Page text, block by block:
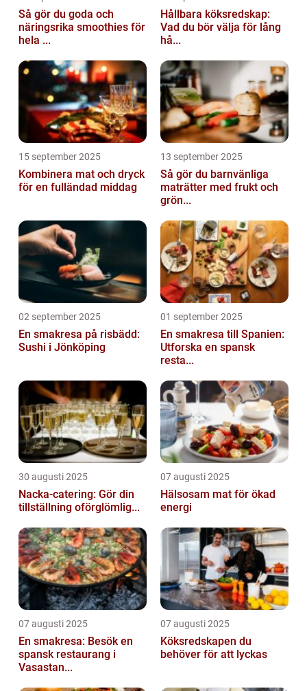
Så gör du goda och
näringsrika smoothies för
hela ...
Hållbara köksredskap:
Vad du bör välja för lång
hå...
15 september 2025
Kombinera mat och dryck
för en fulländad middag
13 september 2025
Så gör du barnvänliga
maträtter med frukt och
grön...
02 september 2025
En smakresa på risbädd:
Sushi i Jönköping
01 september 2025
En smakresa till Spanien:
Utforska en spansk
resta...
30 augusti 2025
Nacka-catering: Gör din
tillställning oförglömlig...
07 augusti 2025
Hälsosam mat för ökad
energi
07 augusti 2025
En smakresa: Besök en
spansk restaurang i
Vasastan...
07 augusti 2025
Köksredskapen du
behöver för att lyckas